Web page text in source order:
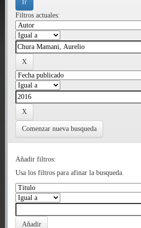
Filtros actuales:
Comenzar nueva busqueda
Añadir filtros:
Usa los filtros para afinar la busqueda.